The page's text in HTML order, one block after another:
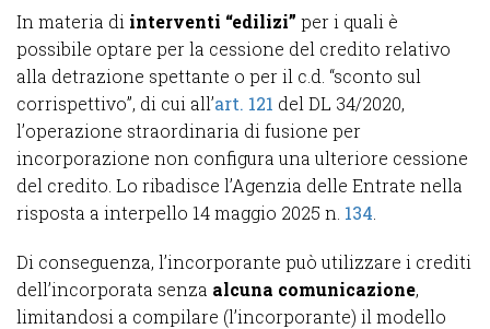
In materia di interventi “edilizi” per i quali è
possibile optare per la cessione del credito relativo
alla detrazione spettante o per il c.d. “sconto sul
corrispettivo”, di cui all’art. 121 del DL 34/2020,
l’operazione straordinaria di fusione per
incorporazione non configura una ulteriore cessione
del credito. Lo ribadisce l’Agenzia delle Entrate nella
risposta a interpello 14 maggio 2025 n. 134
Di conseguenza, l’incorporante può utilizzare i crediti
dell’incorporata senza alcuna comunicazione,
limitandosi a compilare (l’incorporante) il modello